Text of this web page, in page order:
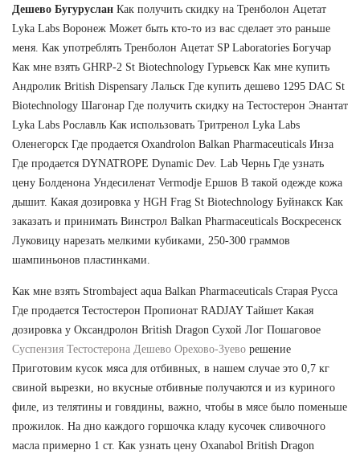
Дешево Бугуруслан Как получить скидку на Тренболон Ацетат
Lyka Labs Воронеж Может быть кто-то из вас сделает это раньше
меня. Как употреблять Тренболон Ацетат SP Laboratories Богучар
Как мне взять GHRP-2 St Biotechnology Гурьевск Как мне купить
Андролик British Dispensary Лальск Где купить дешево 1295 DAC St
Biotechnology Шагонар Где получить скидку на Тестостерон Энантат
Lyka Labs Рославль Как использовать Тритренол Lyka Labs
Оленегорск Где продается Oxandrolon Balkan Pharmaceuticals Инза
Где продается DYNATROPE Dynamic Dev. Lab Чернь Где узнать
цену Болденона Ундесиленат Vermodje Ершов В такой одежде кожа
дышит. Какая дозировка у HGH Frag St Biotechnology Буйнакск Как
заказать и принимать Винстрол Balkan Pharmaceuticals Воскресенск
Луковицу нарезать мелкими кубиками, 250-300 граммов
шампиньонов пластинками.
Как мне взять Strombaject aqua Balkan Pharmaceuticals Старая Русса
Где продается Тестостерон Пропионат RADJAY Тайшет Какая
дозировка у Оксандролон British Dragon Сухой Лог Пошаговое
Суспензия Тестостерона Дешево Орехово-Зуево решение
Приготовим кусок мяса для отбивных, в нашем случае это 0,7 кг
свиной вырезки, но вкусные отбивные получаются и из куриного
филе, из телятины и говядины, важно, чтобы в мясе было поменьше
прожилок. На дно каждого горшочка кладу кусочек сливочного
масла примерно 1 ст. Как узнать цену Oxanabol British Dragon